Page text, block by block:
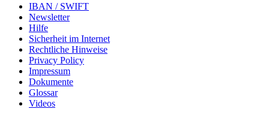
IBAN / SWIFT
Newsletter
Hilfe
Sicherheit im Internet
Rechtliche Hinweise
Privacy Policy
Impressum
Dokumente
Glossar
Videos